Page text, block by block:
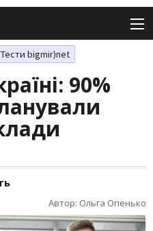
Тести bigmir)net
90%
Автор: Ольга Опенько